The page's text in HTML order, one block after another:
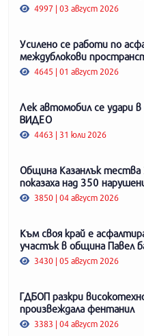
4997 | 03 август 2026
Усилено се работи по
междублокови
4645 | 01 август 2026
Лек автомобил се удари
ВИДЕО
4463 | 31 юли 2026
Община Казанлък
показаха над 350
3850 | 04 август 2026
Към своя край е
участък в община Павел
3430 | 05 август 2026
ГДБОП разкри
произвеждала фентанил
3383 | 04 август 2026